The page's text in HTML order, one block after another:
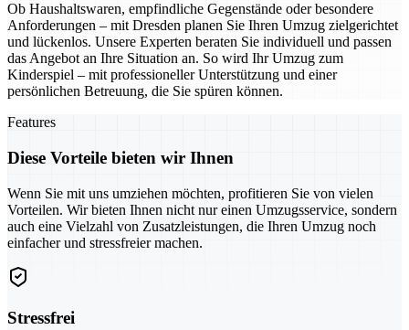
Ob Haushaltswaren, empfindliche Gegenstände oder besondere
Anforderungen – mit Dresden planen Sie Ihren Umzug zielgerichtet
und lückenlos. Unsere Experten beraten Sie individuell und passen
das Angebot an Ihre Situation an. So wird Ihr Umzug zum
Kinderspiel – mit professioneller Unterstützung und einer
persönlichen Betreuung, die Sie spüren können.
Features
Diese Vorteile bieten wir Ihnen
Wenn Sie mit uns umziehen möchten, profitieren Sie von vielen
Vorteilen. Wir bieten Ihnen nicht nur einen Umzugsservice, sondern
auch eine Vielzahl von Zusatzleistungen, die Ihren Umzug noch
einfacher und stressfreier machen.
Stressfrei